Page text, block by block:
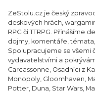
ZeStolu.cz je český
deskových hrách,
RPG či TTRPG. Přinášíme
dojmy, komentáře,
Spolupracujeme se všemi
vydavatelstvími a
Carcassonne, Osadníci z
Monopoly, Gloomhaven,
Potter, Duna, Star Wars,